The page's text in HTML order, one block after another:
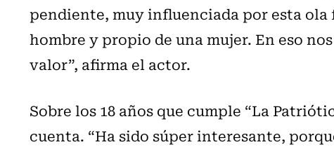
pendiente, muy influenciada por esta
hombre y propio de una mujer. En eso
valor”, afirma el actor.
Sobre los 18 años que cumple “La
cuenta. “Ha sido súper interesante,